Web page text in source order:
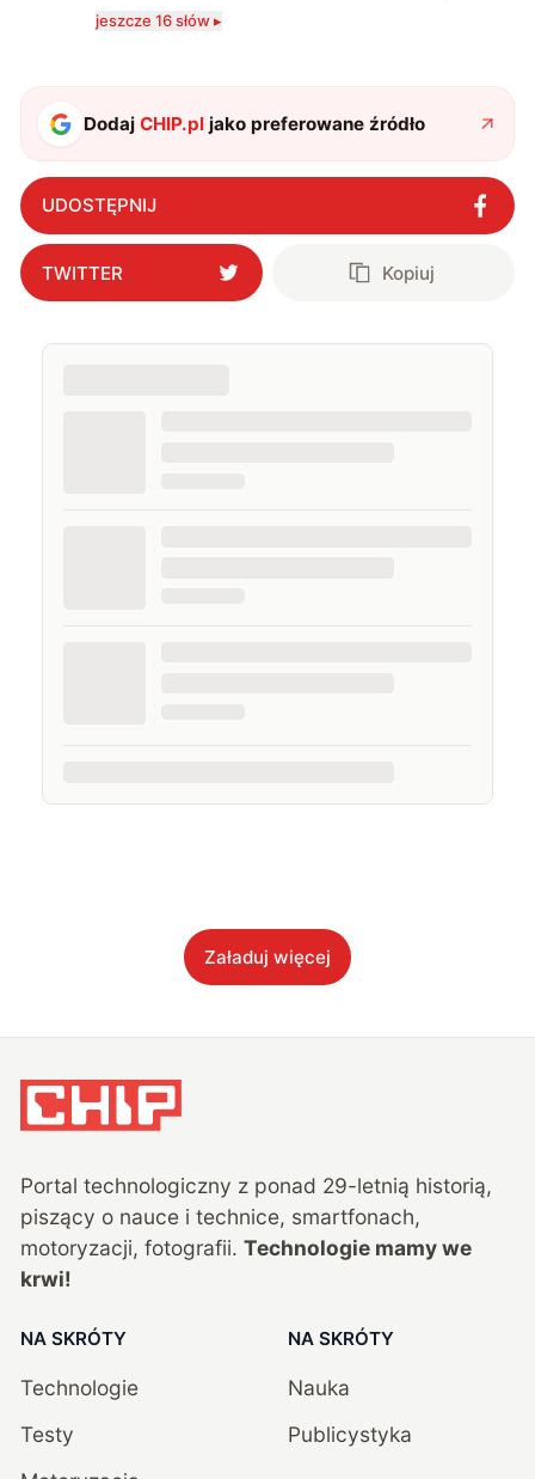
zdecydowanie częściej na tematy związane z nauką
także uprawiać oraz oglądać sport.
jeszcze 16 słów ▸
DodajCHIP.pl jako preferowane źródło
UDOSTĘPNIJ
TWITTER Kopiuj
Załaduj więcej
Portal technologiczny z ponad 29-letnią historią,
piszący o nauce i technice, smartfonach,
motoryzacji, fotografii. Technologie mamy we
krwi!
NA SKRÓTY
Technologie
Testy
NA SKRÓTY
Nauka
Publicystyka